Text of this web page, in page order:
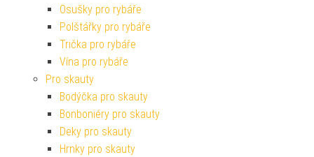
Osušky pro rybáře
Polštářky pro rybáře
Trička pro rybáře
Vína pro rybáře
Pro skauty
Bodýčka pro skauty
Bonboniéry pro skauty
Deky pro skauty
Hrnky pro skauty